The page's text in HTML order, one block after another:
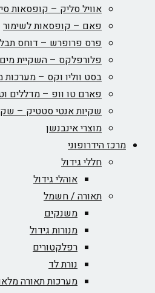
אוויל סליק – קופסאות
פאם – קופסאות לשימור
פרס פרופרש – דוחס
פלורפלקס – השקיית
בסט ווליו וקס – מערכות
פארם טו וופ – מדללים
שקיות אנטי סטטיק –
מוצרי אינבנשן
מרכז הידרופוני
חללי גידול
אוהלי גידול
תאורה / חשמל
משנקים
מנורות גידול
רפלקטורים
נורת לד
מערכות תאורה